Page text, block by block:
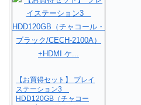
【お買得セット】 プレイ
ステーション3
HDD120GB（チャコー